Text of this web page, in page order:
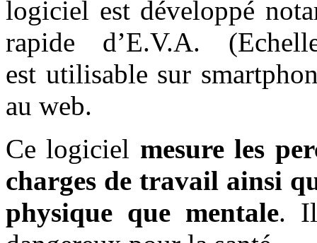
logiciel est développé
rapide d’E.V.A.
est utilisable sur
au web.
Ce logiciel mesure les
charges de travail ainsi
physique que mentale. Il